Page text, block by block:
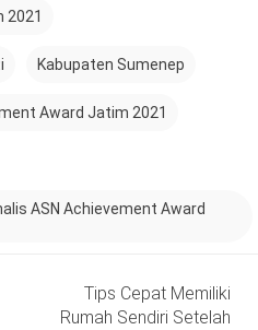
2021
Kabupaten Sumenep
Award Jatim 2021
ASN Achievement Award
Tips Cepat Memiliki
Rumah Sendiri Setelah